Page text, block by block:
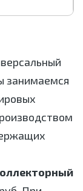
26103-84
занимаемся